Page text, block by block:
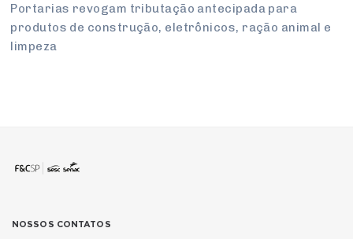
Portarias revogam tributação antecipada para
produtos de construção, eletrônicos, ração animal e
limpeza
NOSSOS CONTATOS